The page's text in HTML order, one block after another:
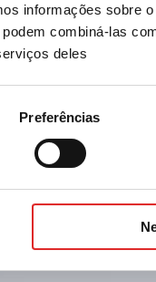
informações sobre
combiná-las
deles
Preferências